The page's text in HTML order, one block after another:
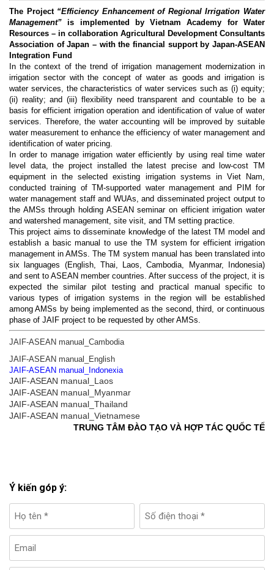
The Project “Efficiency Enhancement of Regional Irrigation Water
Management” is implemented by Vietnam Academy for Water
Resources – in collaboration Agricultural Development Consultants
Association of Japan – with the financial support by Japan-ASEAN
Integration Fund
In the context of the trend of irrigation management modernization in
irrigation sector with the concept of water as goods and irrigation is
water services, the characteristics of water services such as (i) equity;
(ii) reality; and (iii) flexibility need transparent and countable to be a
basis for efficient irrigation operation and identification of value of water
services. Therefore, the water accounting will be improved by suitable
water measurement to enhance the efficiency of water management and
identification of water pricing.
In order to manage irrigation water efficiently by using real time water
level data, the project installed the latest precise and low-cost TM
equipment in the selected existing irrigation systems in Viet Nam,
conducted training of TM-supported water management and PIM for
water management staff and WUAs, and disseminated project output to
the AMSs through holding ASEAN seminar on efficient irrigation water
and watershed management, site visit, and TM setting practice.
This project aims to disseminate knowledge of the latest TM model and
establish a basic manual to use the TM system for efficient irrigation
management in AMSs. The TM system manual has been translated into
six languages (English, Thai, Laos, Cambodia, Myanmar, Indonesia)
and sent to ASEAN member countries. After success of the project, it is
expected the similar pilot testing and practical manual specific to
various types of irrigation systems in the region will be established
among AMSs by being implemented as the second, third, or continuous
phase of JAIF project to be requested by other AMSs.
JAIF-ASEAN manual_Cambodia
JAIF-ASEAN manual_English
JAIF-ASEAN manual_Indonexia
JAIF-ASEAN manual_Laos
JAIF-ASEAN manual_Myanmar
JAIF-ASEAN manual_Thailand
JAIF-ASEAN manual_Vietnamese
TRUNG TÂM ĐÀO TẠO VÀ HỢP TÁC QUỐC TẾ
Ý kiến góp ý: